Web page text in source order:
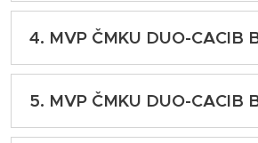
Rozhodčí: František Pasák, Pavel
11.01.2020
Mezitřída - V3
Rozhodčí: Jarmila Jindřichovská
4. MVP ČMKU DUO-CACIB
01.02.2020
Mezitřída - V1, CAC-Český junior
5. MVP ČMKU DUO-CACIB
02.02.2020